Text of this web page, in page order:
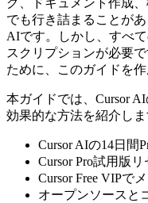
グ、ドキュメント作成
でも行き詰まることが
AIです。しかし、すべ
スクリプションが必要
ために、このガイドを作
本ガイドでは、Cursor
効果的な方法を紹介しま
Cursor AIの14日間
Cursor Pro試用版
Cursor Free VIPで
オープンソースと